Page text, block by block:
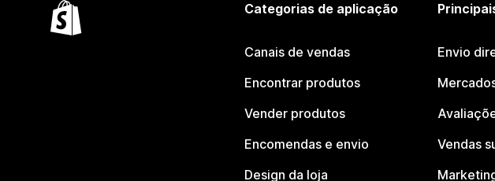
Categorias de aplicação
Canais de vendas
Encontrar produtos
Vender produtos
Encomendas e envio
Design da loja
Envio
Vendas